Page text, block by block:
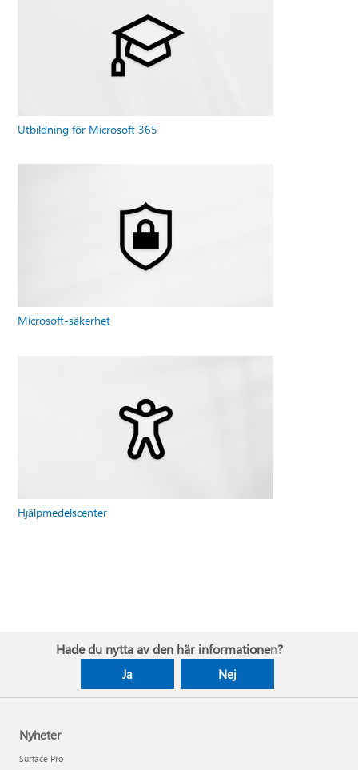
Utbildning för Microsoft 365
Microsoft-säkerhet
Hjälpmedelscenter
Hade du nytta av den här informationen?
Ja Nej
Nyheter
Surface Pro